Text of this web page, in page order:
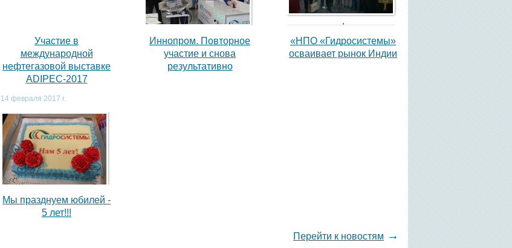
Участие в
международной
нефтегазовой выставке
ADIPEC-2017
Иннопром. Повторное
участие и снова
результативно
«НПО «Гидросистемы»
осваивает рынок Индии
14 февраля 2017 г.
Мы празднуем юбилей -
5 лет!!!
Перейти к новостям →